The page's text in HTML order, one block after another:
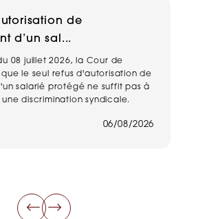
de
d’un sal...
08 juillet 2026, la Cour de
le seul refus d'autorisation de
salarié protégé ne suffit pas à
discrimination syndicale.
06/08/2026